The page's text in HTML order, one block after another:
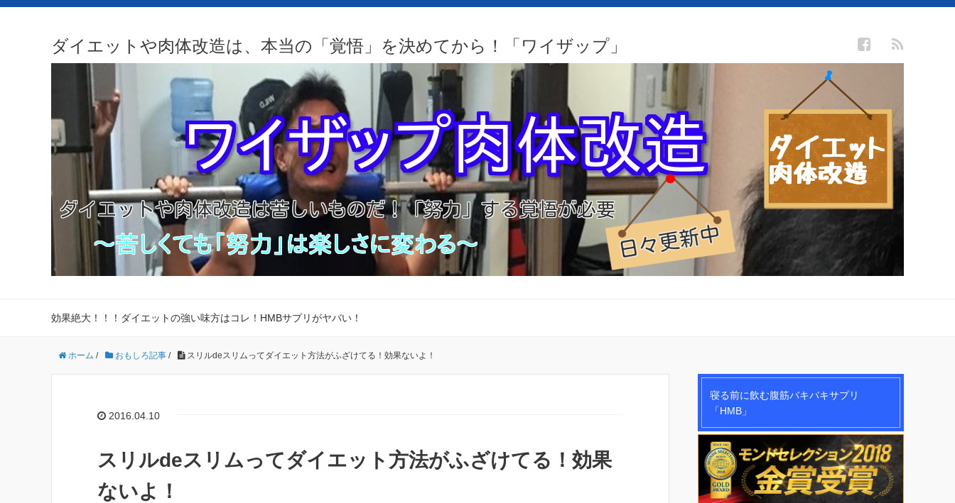
ダイエットや肉体改造は、本当の「覚悟」を決めてから！「ワイザップ」
効果絶大！！！ダイエットの強い味方はコレ！HMBサプリがヤバい！
ホーム / おもしろ記事 / スリルdeスリムってダイエット方法がふざけてる！効果ないよ！
2016.04.10
スリルdeスリムってダイエット方法がふざけてる！効果
ないよ！
寝る前に飲む腹筋バキバキサプリ
「HMB」